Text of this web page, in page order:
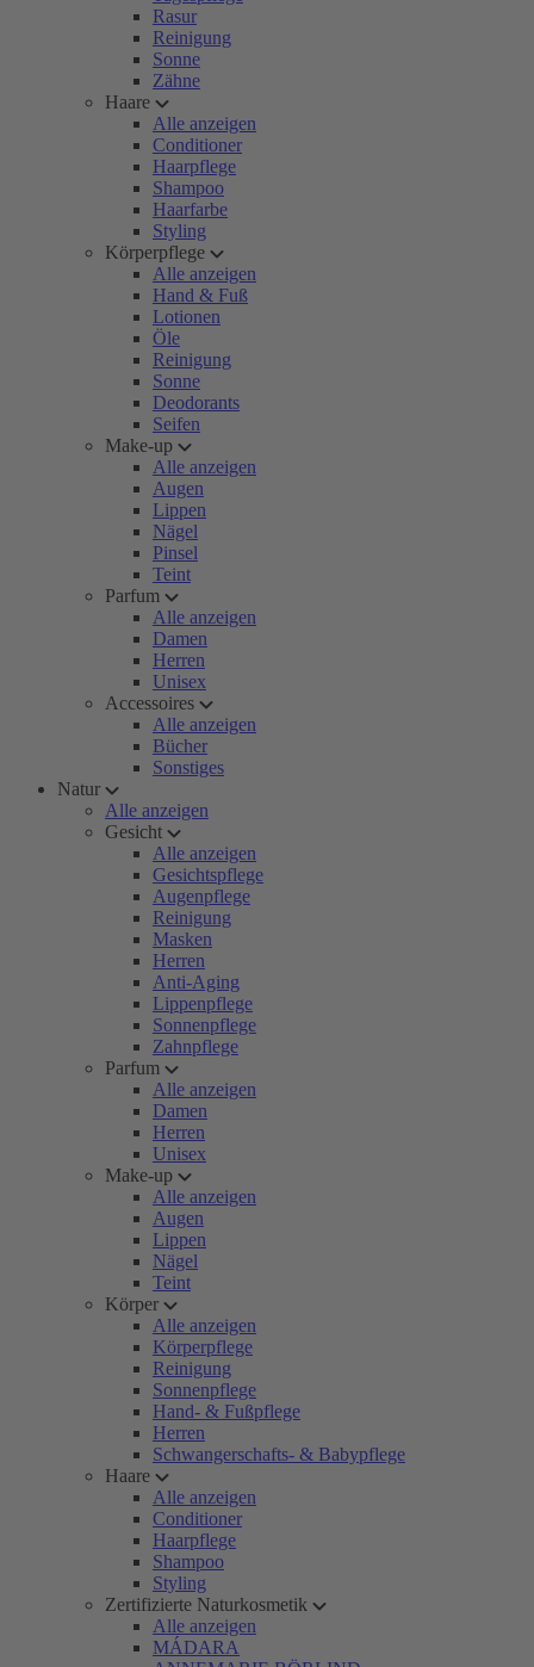
Rasur
Reinigung
Sonne
Zähne
Haare
Alle anzeigen
Conditioner
Haarpflege
Shampoo
Haarfarbe
Styling
Körperpflege
Alle anzeigen
Hand & Fuß
Lotionen
Öle
Reinigung
Sonne
Deodorants
Seifen
Make-up
Alle anzeigen
Augen
Lippen
Nägel
Pinsel
Teint
Parfum
Alle anzeigen
Damen
Herren
Unisex
Accessoires
Alle anzeigen
Bücher
Sonstiges
Natur
Alle anzeigen
Gesicht
Alle anzeigen
Gesichtspflege
Augenpflege
Reinigung
Masken
Herren
Anti-Aging
Lippenpflege
Sonnenpflege
Zahnpflege
Parfum
Alle anzeigen
Damen
Herren
Unisex
Make-up
Alle anzeigen
Augen
Lippen
Nägel
Teint
Körper
Alle anzeigen
Körperpflege
Reinigung
Sonnenpflege
Hand- & Fußpflege
Herren
Schwangerschafts- & Babypflege
Haare
Alle anzeigen
Conditioner
Haarpflege
Shampoo
Styling
Zertifizierte Naturkosmetik
Alle anzeigen
MÁDARA